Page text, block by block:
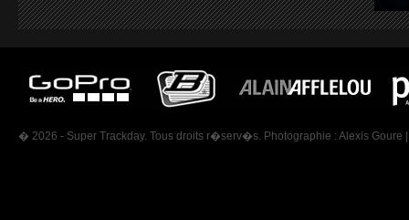
� 2026 - Super Trackday. Tous droits r�serv�s. Photographie : Alexis Goure